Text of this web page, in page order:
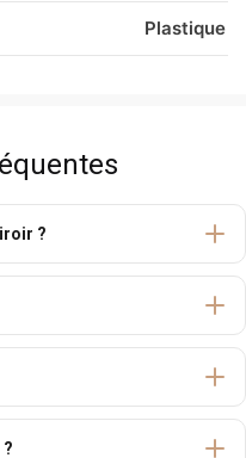
Plastique
?